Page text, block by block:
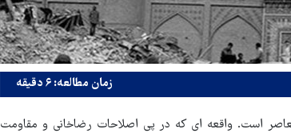
زمان مطالعه: ۶ دقیقه
است. واقعه ای که در پی اصلاحات رضاخانی و مقاومت